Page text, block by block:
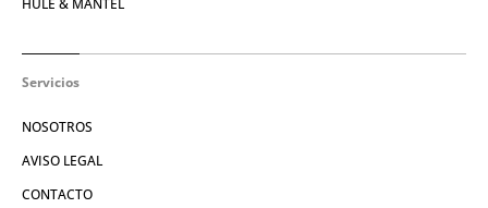
Servicios
NOSOTROS
AVISO LEGAL
CONTACTO